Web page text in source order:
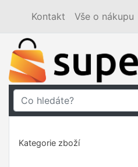
Kontakt Vše o nákupu
Kategorie zboží